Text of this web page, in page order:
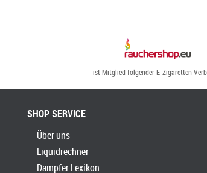
ist Mitglied folgender E-Zigaretten
SHOP SERVICE
Über uns
Liquidrechner
Dampfer Lexikon